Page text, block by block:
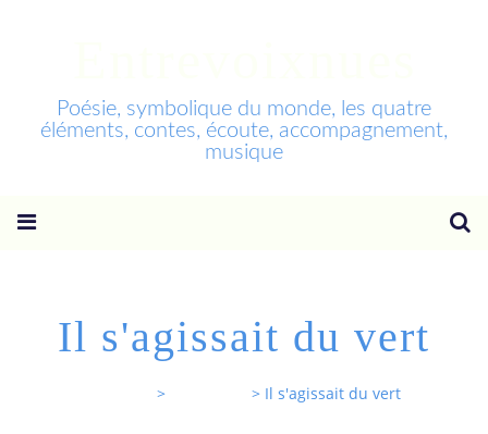
Poésie, symbolique du monde, les quatre
éléments, contes, écoute, accompagnement,
musique
Il s'agissait du vert
> > Il s'agissait du vert